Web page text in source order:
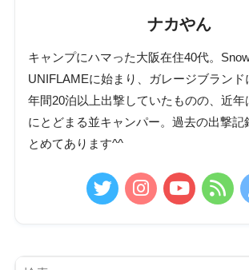
ナカやん
キャンプにハマった大阪在住40代。
UNIFLAMEに始まり、ガレージブランド
年間20泊以上出撃していたものの、近年
にとどまる並キャンパー。過去の出撃記
とめてあります^^